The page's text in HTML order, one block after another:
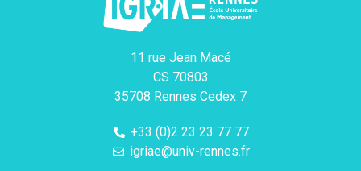
11 rue Jean Macé
CS 70803
35708 Rennes Cedex 7
+33 (0)2 23 23 77 77
igriae@univ-rennes.fr